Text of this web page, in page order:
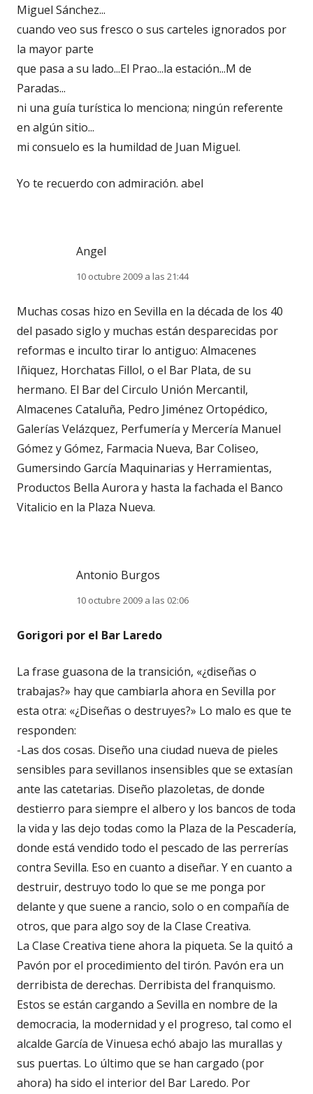
Miguel Sánchez...
cuando veo sus fresco o sus carteles ignorados por
la mayor parte
que pasa a su lado...El Prao...la estación...M de
Paradas...
ni una guía turística lo menciona; ningún referente
en algún sitio...
mi consuelo es la humildad de Juan Miguel.
Yo te recuerdo con admiración. abel
Angel
10 octubre 2009 a las 21:44
Muchas cosas hizo en Sevilla en la década de los 40
del pasado siglo y muchas están desparecidas por
reformas e inculto tirar lo antiguo: Almacenes
Iñiquez, Horchatas Fillol, o el Bar Plata, de su
hermano. El Bar del Circulo Unión Mercantil,
Almacenes Cataluña, Pedro Jiménez Ortopédico,
Galerías Velázquez, Perfumería y Mercería Manuel
Gómez y Gómez, Farmacia Nueva, Bar Coliseo,
Gumersindo García Maquinarias y Herramientas,
Productos Bella Aurora y hasta la fachada el Banco
Vitalicio en la Plaza Nueva.
Antonio Burgos
10 octubre 2009 a las 02:06
Gorigori por el Bar Laredo
La frase guasona de la transición, «¿diseñas o
trabajas?» hay que cambiarla ahora en Sevilla por
esta otra: «¿Diseñas o destruyes?» Lo malo es que te
responden:
-Las dos cosas. Diseño una ciudad nueva de pieles
sensibles para sevillanos insensibles que se extasían
ante las catetarias. Diseño plazoletas, de donde
destierro para siempre el albero y los bancos de toda
la vida y las dejo todas como la Plaza de la Pescadería,
donde está vendido todo el pescado de las perrerías
contra Sevilla. Eso en cuanto a diseñar. Y en cuanto a
destruir, destruyo todo lo que se me ponga por
delante y que suene a rancio, solo o en compañía de
otros, que para algo soy de la Clase Creativa.
La Clase Creativa tiene ahora la piqueta. Se la quitó a
Pavón por el procedimiento del tirón. Pavón era un
derribista de derechas. Derribista del franquismo.
Estos se están cargando a Sevilla en nombre de la
democracia, la modernidad y el progreso, tal como el
alcalde García de Vinuesa echó abajo las murallas y
sus puertas. Lo último que se han cargado (por
ahora) ha sido el interior del Bar Laredo. Por